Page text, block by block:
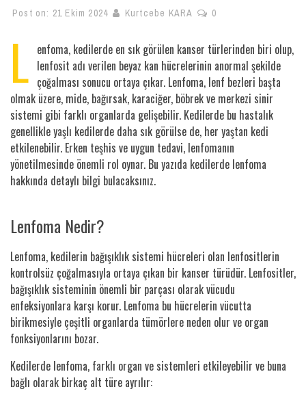
Post on: 21 Ekim 2024 Kurtcebe KARA 0
L enfoma, kedilerde en sık görülen kanser türlerinden biri olup,
lenfosit adı verilen beyaz kan hücrelerinin anormal şekilde
çoğalması sonucu ortaya çıkar. Lenfoma, lenf bezleri başta
olmak üzere, mide, bağırsak, karaciğer, böbrek ve merkezi sinir
sistemi gibi farklı organlarda gelişebilir. Kedilerde bu hastalık
genellikle yaşlı kedilerde daha sık görülse de, her yaştan kedi
etkilenebilir. Erken teşhis ve uygun tedavi, lenfomanın
yönetilmesinde önemli rol oynar. Bu yazıda kedilerde lenfoma
hakkında detaylı bilgi bulacaksınız.
Lenfoma Nedir?
Lenfoma, kedilerin bağışıklık sistemi hücreleri olan lenfositlerin
kontrolsüz çoğalmasıyla ortaya çıkan bir kanser türüdür. Lenfositler,
bağışıklık sisteminin önemli bir parçası olarak vücudu
enfeksiyonlara karşı korur. Lenfoma bu hücrelerin vücutta
birikmesiyle çeşitli organlarda tümörlere neden olur ve organ
fonksiyonlarını bozar.
Kedilerde lenfoma, farklı organ ve sistemleri etkileyebilir ve buna
bağlı olarak birkaç alt türe ayrılır: